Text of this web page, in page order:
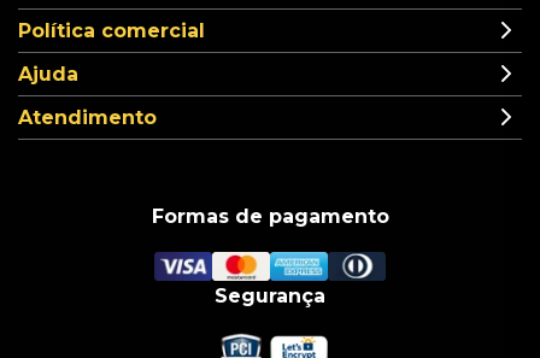
Política comercial
Ajuda
Atendimento
Formas de pagamento
Segurança